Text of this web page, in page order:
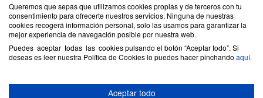
Vamos a tratar tus datos única y exclusivamente para
poder:
Darte de alta como usuario y cliente.
Informarte de los productos que tengas contratados,
Conócenos
Queremos que sepas que utilizamos cookies propias y de terceros con tu
consentimiento para ofrecerte nuestros servicios. Ninguna de nuestras
cookies recogerá información personal, solo las usamos para garantizar la
mejor experiencia de navegación posible por nuestra web.
Puedes aceptar todas las cookies pulsando el botón “Aceptar todo”. Si
deseas es leer nuestra Política de Cookies lo puedes hacer pinchando aquí.
Aceptar todo